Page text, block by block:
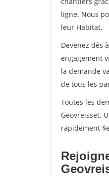
ligne. Nous
leur Habitat.
Devenez dès
engagement
la demande
de tous les
Toutes les
Geovreisset.
rapidement